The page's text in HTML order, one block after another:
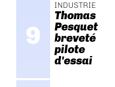
INDUSTRIE
Thomas
Pesquet
breveté
pilote
d'essai